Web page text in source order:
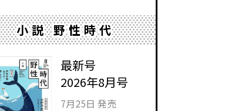
小説 野性時代
最新号
2026年8月号
7月25日 発売